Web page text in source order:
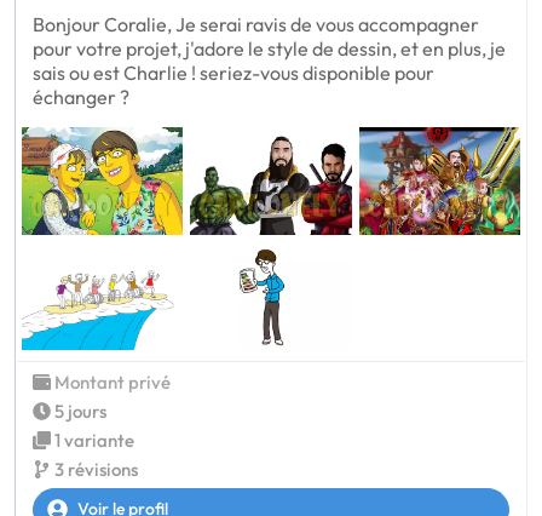
Bonjour Coralie, Je serai ravis de vous accompagner
pour votre projet, j'adore le style de dessin, et en plus, je
sais ou est Charlie ! seriez-vous disponible pour
échanger ?
Montant privé
5 jours
1 variante
3 révisions
Voir le profil